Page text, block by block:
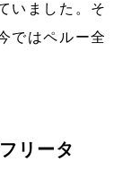
いました。そ
ではペルー全
リータ